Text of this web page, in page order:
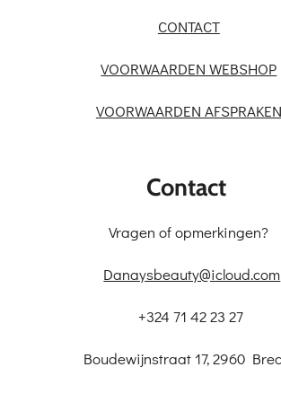
CONTACT
VOORWAARDEN WEBSHOP
VOORWAARDEN AFSPRAKEN
Contact
Vragen of opmerkingen?
Danaysbeauty@icloud.com
+324 71 42 23 27
Boudewijnstraat 17, 2960